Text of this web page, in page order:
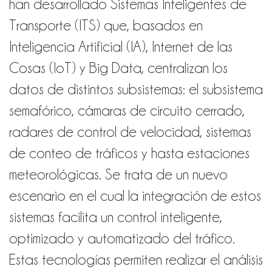
han desarrollado Sistemas Inteligentes de
Transporte (ITS) que, basados en
Inteligencia Artificial (IA), Internet de las
Cosas (IoT) y Big Data, centralizan los
datos de distintos subsistemas: el subsistema
semafórico, cámaras de circuito cerrado,
radares de control de velocidad, sistemas
de conteo de tráficos y hasta estaciones
meteorológicas. Se trata de un nuevo
escenario en el cual la integración de estos
sistemas facilita un control inteligente,
optimizado y automatizado del tráfico.
Estas tecnologías permiten realizar el análisis